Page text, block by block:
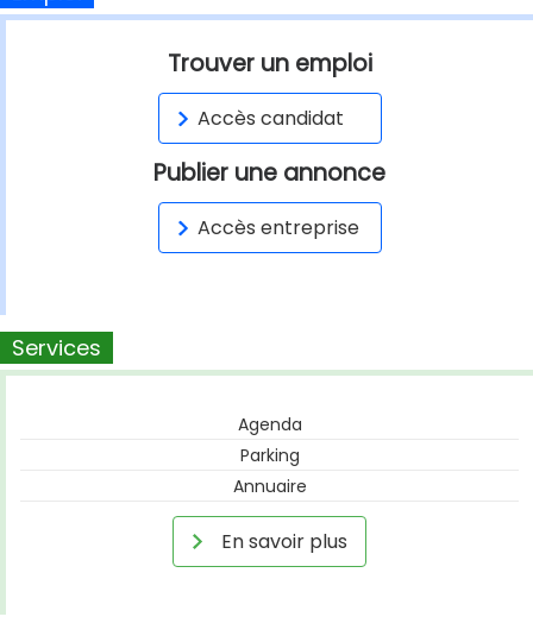
Trouver un emploi
Accès candidat
Publier une annonce
Accès entreprise
Services
Agenda
Parking
Annuaire
En savoir plus